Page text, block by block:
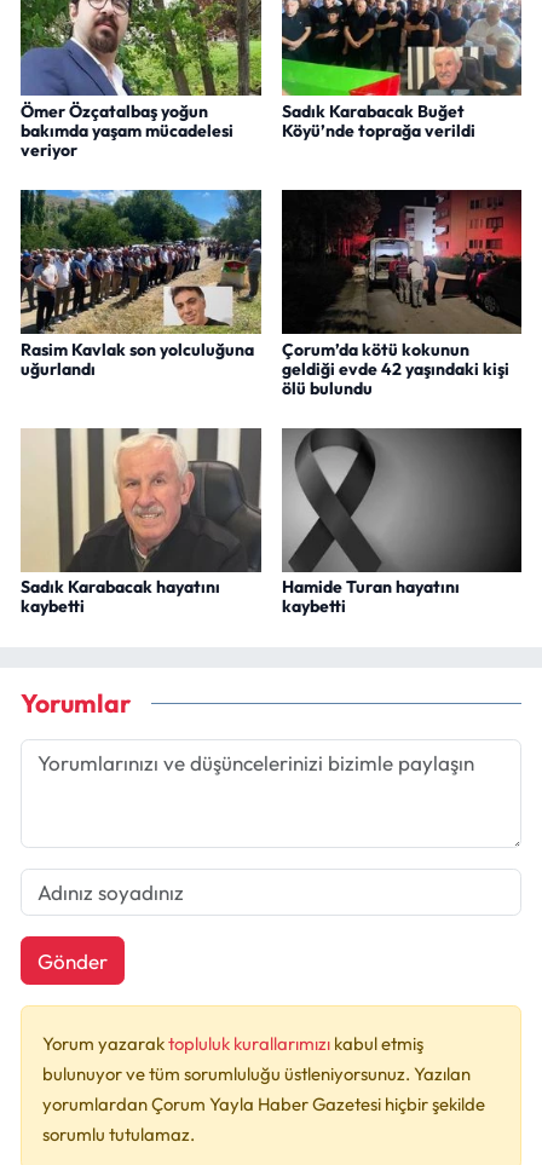
Ömer Özçatalbaş yoğun
bakımda yaşam mücadelesi
veriyor
Sadık Karabacak Buğet
Köyü’nde toprağa verildi
Rasim Kavlak son yolculuğuna
uğurlandı
Çorum’da kötü kokunun
geldiği evde 42 yaşındaki kişi
ölü bulundu
Sadık Karabacak hayatını
kaybetti
Hamide Turan hayatını
kaybetti
Yorumlar
Gönder
Yorum yazaraktopluluk kurallarımızı kabul etmiş
bulunuyor ve tüm sorumluluğu üstleniyorsunuz. Yazılan
yorumlardan Çorum Yayla Haber Gazetesi hiçbir şekilde
sorumlu tutulamaz.